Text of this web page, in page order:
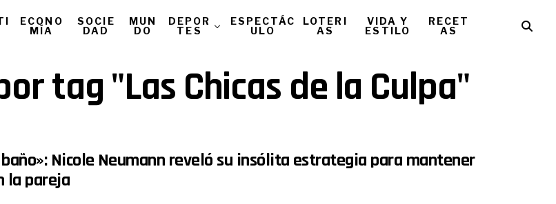
ECONO
MÍA
SOCIE
DAD
MUN
DO
DEPOR
TES
ESPECTÁC
ULO
LOTERI
AS
VIDA Y
ESTILO
RECET
AS
tag "Las Chicas de la Culpa"
Nicole Neumann reveló su insólita estrategia para mantener
la pareja